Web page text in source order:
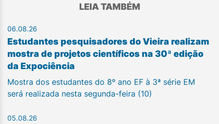
LEIA TAMBÉM
06.08.26
Estudantes pesquisadores do Vieira realizam
mostra de projetos científicos na 30ª edição
da Expociência
Mostra dos estudantes do 8º ano EF à 3ª série EM
será realizada nesta segunda-feira (10)
05.08.26